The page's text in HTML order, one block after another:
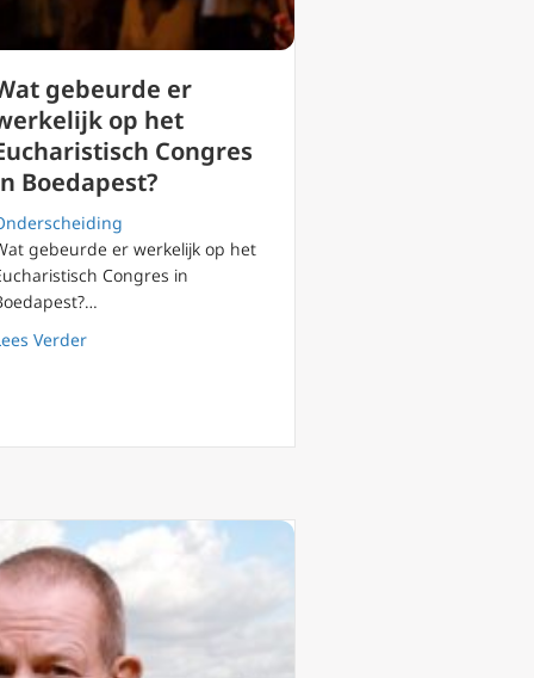
de ‘Woke mensen’ (wakkeren?)
gebeurde er
op het
Congres
Boedapest?
gebeurde er werkelijk op het
Congres in
Verderabout Wat gebeurde er werkelijk op het Eucharistisch